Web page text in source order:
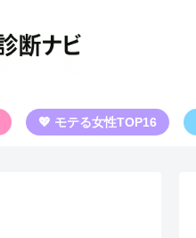
💖 モテる女性TOP16